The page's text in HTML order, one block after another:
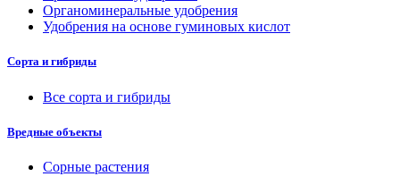
Органоминеральные удобрения
Удобрения на основе гуминовых кислот
Сорта и гибриды
Все сорта и гибриды
Вредные объекты
Сорные растения